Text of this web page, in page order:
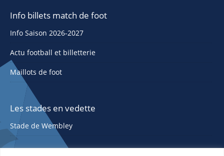
Info billets match de foot
Info Saison 2026-2027
Actu football et billetterie
Maillots de foot
Les stades en vedette
Stade de Wembley